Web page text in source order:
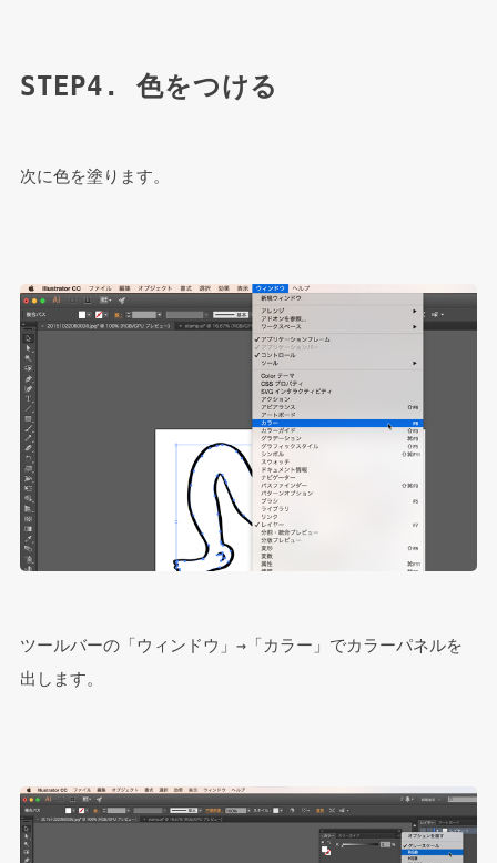
STEP4. 色をつける
次に色を塗ります。
ツールバーの「ウィンドウ」→「カラー」でカラーパネルを
出します。